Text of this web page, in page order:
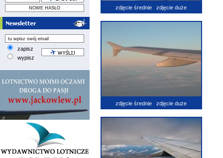
zapisz
wypisz
zdjęcie średnie zdjęcie duże
zdjęcie średnie zdjęcie duże